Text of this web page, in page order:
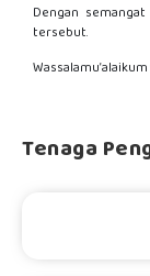
Dengan
tersebut.
Tenaga